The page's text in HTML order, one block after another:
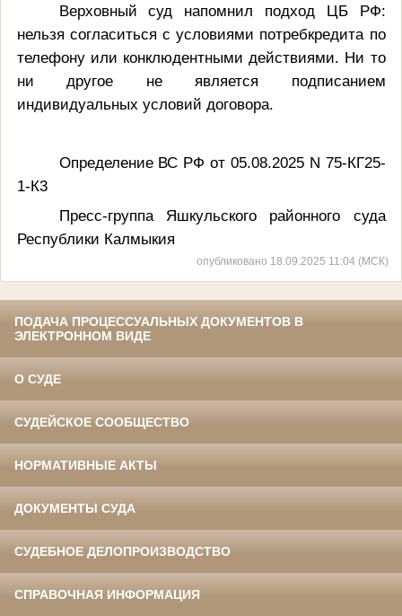
Верховный суд напомнил подход ЦБ РФ:
нельзя согласиться с условиями потребкредита по
телефону или конклюдентными действиями. Ни то
ни другое не является подписанием
индивидуальных условий договора.
Определение ВС РФ от 05.08.2025 N 75-КГ25-
1-К3
Пресс-группа Яшкульского районного суда
Республики Калмыкия
опубликовано 18.09.2025 11:04 (МСК)
ПОДАЧА ПРОЦЕССУАЛЬНЫХ ДОКУМЕНТОВ В
ЭЛЕКТРОННОМ ВИДЕ
О СУДЕ
СУДЕЙСКОЕ СООБЩЕСТВО
НОРМАТИВНЫЕ АКТЫ
ДОКУМЕНТЫ СУДА
СУДЕБНОЕ ДЕЛОПРОИЗВОДСТВО
СПРАВОЧНАЯ ИНФОРМАЦИЯ